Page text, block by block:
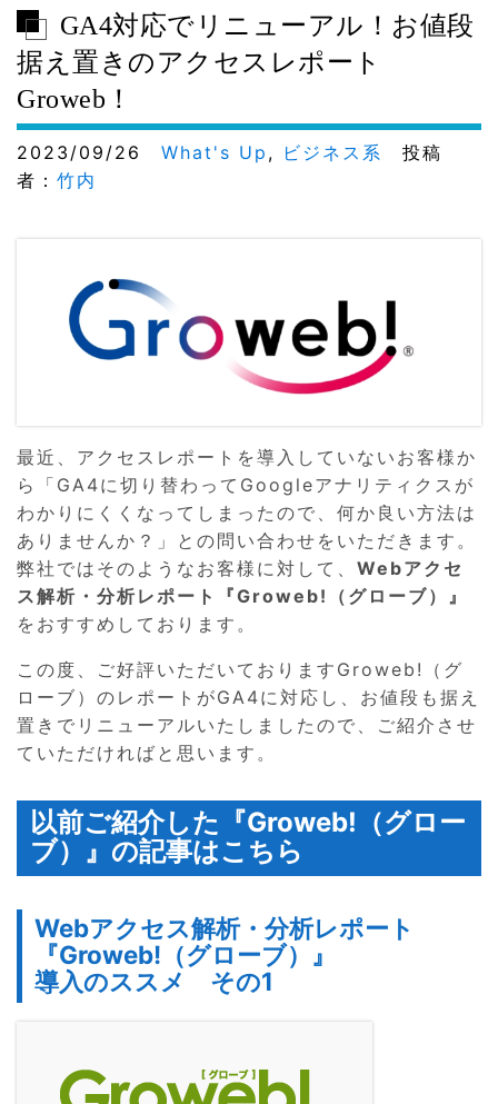
GA4対応でリニューアル！お値段
据え置きのアクセスレポート
Groweb！
2023/09/26 What's Up , ビジネス系 投稿
者： 竹内
最近、アクセスレポートを導入していないお客様か
ら「GA4に切り替わってGoogleアナリティクスが
わかりにくくなってしまったので、何か良い方法は
ありませんか？」との問い合わせをいただきます。
弊社ではそのようなお客様に対して、 Webアクセ
ス解析・分析レポート『Groweb!（グローブ）』
をおすすめしております。
この度、ご好評いただいておりますGroweb!（グ
ローブ）のレポートがGA4に対応し、お値段も据え
置きでリニューアルいたしましたので、ご紹介させ
ていただければと思います。
以前ご紹介した『Groweb!（グロー
ブ）』の記事はこちら
Webアクセス解析・分析レポート
『Groweb!（グローブ）』
導入のススメ その1